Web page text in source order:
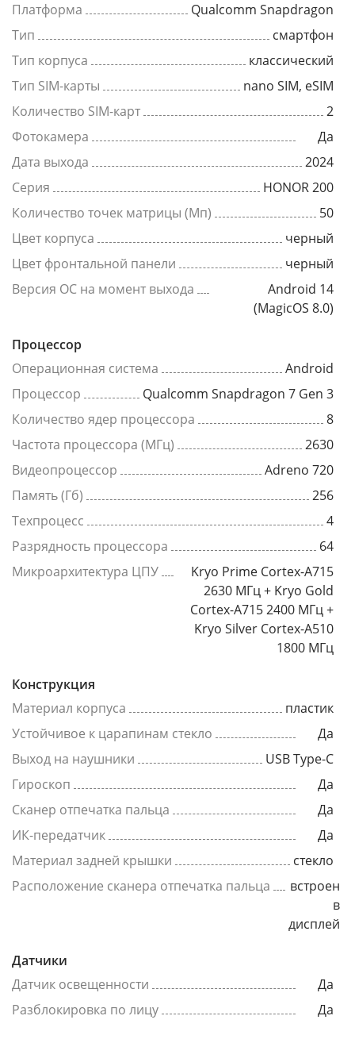
Платформа
Qualcomm Snapdragon
Тип
смартфон
Тип корпуса
классический
Тип SIM-карты
nano SIM, eSIM
Количество SIM-карт
2
Фотокамера
Да
Дата выхода
2024
Серия
HONOR 200
Количество точек матрицы (Мп)
50
Цвет корпуса
черный
Цвет фронтальной панели
черный
Версия ОС на момент выхода
Android 14
(MagicOS 8.0)
Процессор
Операционная система
Android
Процессор
Qualcomm Snapdragon 7 Gen 3
Количество ядер процессора
8
Частота процессора (МГц)
2630
Видеопроцессор
Adreno 720
Память (Гб)
256
Техпроцесс
4
Разрядность процессора
64
Микроархитектура ЦПУ
Kryo Prime Cortex-A715
2630 МГц + Kryo Gold
Cortex-A715 2400 МГц +
Kryo Silver Cortex-A510
1800 МГц
Конструкция
Материал корпуса
пластик
Устойчивое к царапинам стекло
Да
Выход на наушники
USB Type-C
Гироскоп
Да
Сканер отпечатка пальца
Да
ИК-передатчик
Да
Материал задней крышки
стекло
Расположение сканера отпечатка пальца
встроен
в
дисплей
Датчики
Датчик освещенности
Да
Разблокировка по лицу
Да